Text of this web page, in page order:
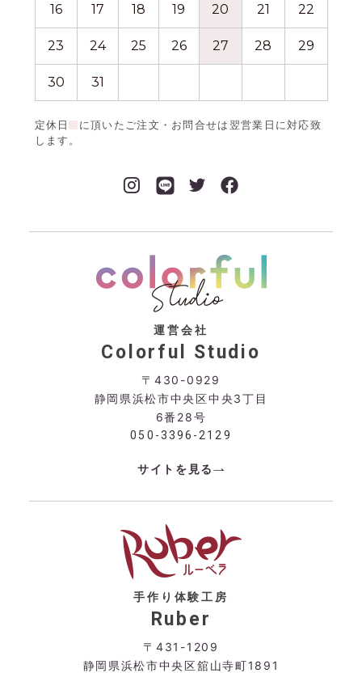
16 17 18 19 20 21 22
23 24 25 26 27 28 29
30 31
定休日
に頂いたご注文・お問合せは翌営業日に対応致
します。
運営会社
Colorful Studio
〒430-0929
静岡県浜松市中央区中央3丁目
6番28号
050-3396-2129
サイトを見る
手作り体験工房
Ruber
〒431-1209
静岡県浜松市中央区舘山寺町1891